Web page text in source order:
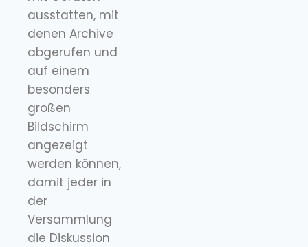
ausstatten, mit
denen Archive
abgerufen und
auf einem
besonders
großen
Bildschirm
angezeigt
werden können,
damit jeder in
der
Versammlung
die Diskussion